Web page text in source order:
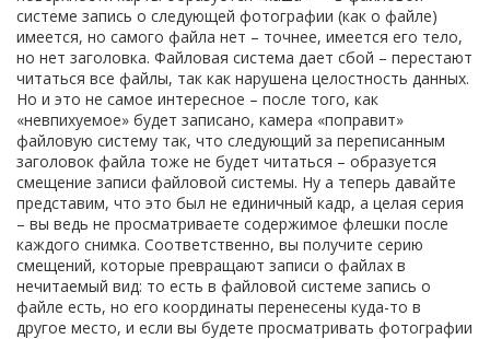
системе запись о следующей фотографии (как о файле)
имеется, но самого файла нет – точнее, имеется его тело,
но нет заголовка. Файловая система дает сбой – перестают
читаться все файлы, так как нарушена целостность данных.
Но и это не самое интересное – после того, как
«невпихуемое» будет записано, камера «поправит»
файловую систему так, что следующий за переписанным
заголовок файла тоже не будет читаться – образуется
смещение записи файловой системы. Ну а теперь давайте
представим, что это был не единичный кадр, а целая серия
– вы ведь не просматриваете содержимое флешки после
каждого снимка. Соответственно, вы получите серию
смещений, которые превращают записи о файлах в
нечитаемый вид: то есть в файловой системе запись о
файле есть, но его координаты перенесены куда-то в
другое место, и если вы будете просматривать фотографии